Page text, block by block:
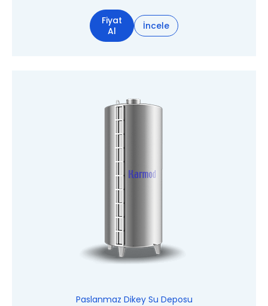
Fiyat
Al
İncele
Paslanmaz Dikey Su Deposu